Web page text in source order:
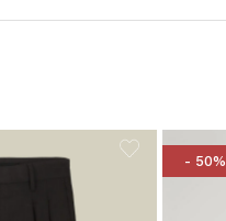
- 50%